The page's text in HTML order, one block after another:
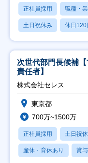
正社員採用 職種・
土日祝休み 休日120
次世代部門長候補
責任者】
株式会社セレス
東京都
700万~1500万
正社員採用 土日祝
産休・育休あり 賞